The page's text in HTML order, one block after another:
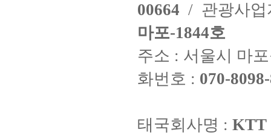
00664 / 관광사
마포-1844호
주소 : 서울시 마
화번호 : 070-
태국회사명 : KTT